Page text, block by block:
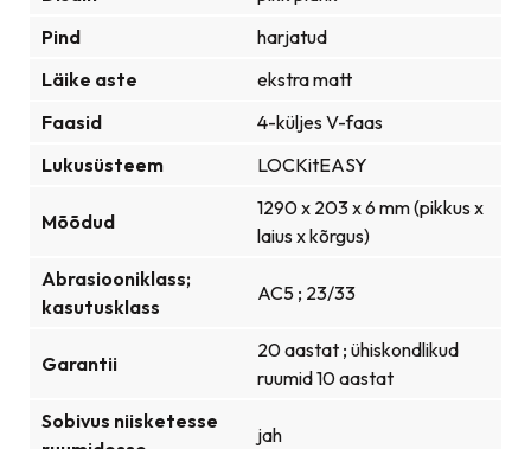
Pind
harjatud
Läike aste
ekstra matt
Faasid
4-küljes V-faas
Lukusüsteem
LOCKitEASY
Mõõdud
1290 x 203 x 6 mm (pikkus x
laius x kõrgus)
Abrasiooniklass;
kasutusklass
AC5 ; 23/33
Garantii
20 aastat ; ühiskondlikud
ruumid 10 aastat
Sobivus niisketesse
jah